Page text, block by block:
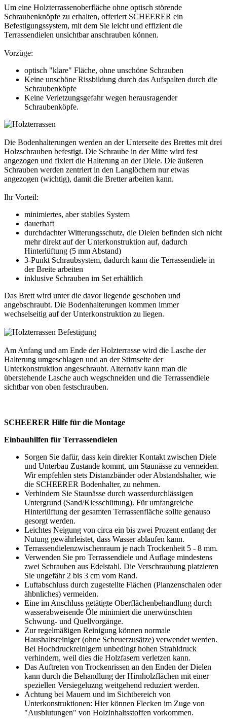
Um eine Holzterrassenoberfläche ohne optisch störende
Schraubenknöpfe zu erhalten, offeriert SCHEERER ein
Befestigungssystem, mit dem Sie leicht und effizient die
Terrassendielen unsichtbar anschrauben können.
Vorzüge:
optisch "klare" Fläche, ohne unschöne Schrauben
Keine unschöne Rissbildung durch das Aufspalten durch die
Schraubenköpfe
Keine Verletzungsgefahr wegen herausragender
Schraubenköpfe.
Die Bodenhalterungen werden an der Unterseite des Brettes mit drei
Holzschrauben befestigt. Die Schraube in der Mitte wird fest
angezogen und fixiert die Halterung an der Diele. Die äußeren
Schrauben werden zentriert in den Langlöchern nur etwas
angezogen (wichtig), damit die Bretter arbeiten kann.
Ihr Vorteil:
minimiertes, aber stabiles System
dauerhaft
durchdachter Witterungsschutz, die Dielen befinden sich nicht
mehr direkt auf der Unterkonstruktion auf, dadurch
Hinterlüftung (5 mm Abstand)
3-Punkt Schraubsystem, dadurch kann die Terrassendiele in
der Breite arbeiten
inklusive Schrauben im Set erhältlich
Das Brett wird unter die davor liegende geschoben und
angebschraubt. Die Bodenhalterungen kommen immer
wechselseitig auf der Unterkonstruktion zu liegen.
Am Anfang und am Ende der Holzterrasse wird die Lasche der
Halterung umgeschlagen und an der Stirnseite der
Unterkonstruktion angeschraubt. Alternativ kann man die
überstehende Lasche auch wegschneiden und die Terrassendiele
sichtbar von oben festschrauben.
SCHEERER Hilfe für die Montage
Einbauhilfen für Terrassendielen
Sorgen Sie dafür, dass kein direkter Kontakt zwischen Diele
und Unterbau Zustande kommt, um Staunässe zu vermeiden.
Wir empfehlen stets Distanzbänder oder Abstandshalter, wie
die SCHEERER Bodenhalter, zu nehmen.
Verhindern Sie Staunässe durch wasserdurchlässigen
Untergrund (Sand/Kiesschüttung). Für umfangreiche
Hinterlüftung der gesamten Terrassenfläche sollte genauso
gesorgt werden.
Leichtes Neigung von circa ein bis zwei Prozent entlang der
Nutung gewährleistet, dass Wasser ablaufen kann.
Terrassendielenzwischenraum je nach Trockenheit 5 - 8 mm.
Verwenden Sie pro Terrassendiele und Auflage mindestens
zwei Schrauben aus Edelstahl. Die Verschraubung platzieren
Sie ungefähr 2 bis 3 cm vom Rand.
Luftabschluss durch zugestellte Flächen (Planzenschalen oder
ähbnliches) vermeiden.
Eine im Anschluss getätigte Oberflächenbehandlung durch
wasserabweisende Öle minimiert die unerwünschten
Schwung- und Quellvorgänge.
Zur regelmäßigen Reinigung können normale
Haushaltsreiniger (ohne Scheuerzusätze) verwendet werden.
Bei Hochdruckreinigern unbedingt hohen Strahldruck
verhindern, weil dies die Holzfasern verletzen kann.
Das Auftreten von Trockenrissen an den Enden der Dielen
kann durch die Behandlung der Hirnholzflächen mit einer
speziellen Versiegeluzng weitgehend reduziert werden.
Achtung bei Mauern und im Sichtbereich von
Unterkonstruktionen: Hier können Flecken im Zuge von
"Ausblutungen" von Holzinhaltsstoffen vorkommen.